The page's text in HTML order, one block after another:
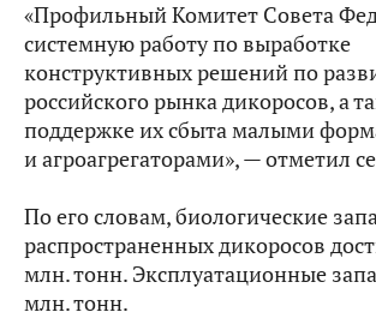
«Профильный Комитет Совета
системную работу по выработке
конструктивных решений по
российского рынка дикоросов, а
поддержке их сбыта малыми
и агроагрегаторами», — отметил
По его словам, биологические
распространенных дикоросов
млн. тонн. Эксплуатационные
млн. тонн.